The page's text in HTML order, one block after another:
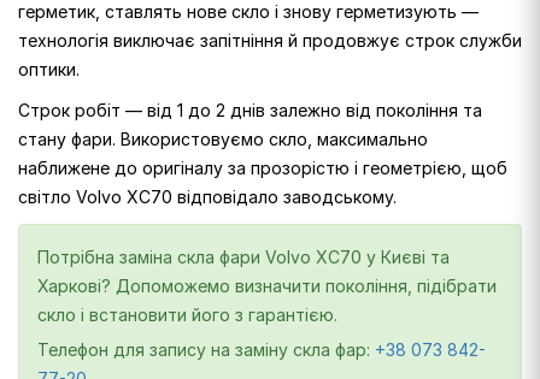
герметик, ставлять нове скло і знову герметизують —
технологія виключає запітніння й продовжує строк служби
оптики.
Строк робіт — від 1 до 2 днів залежно від покоління та
стану фари. Використовуємо скло, максимально
наближене до оригіналу за прозорістю і геометрією, щоб
світло Volvo XC70 відповідало заводському.
Потрібна заміна скла фари Volvo XC70 у Києві та
Харкові? Допоможемо визначити покоління, підібрати
скло і встановити його з гарантією.
Телефон для запису на заміну скла фар: +38 073 842-